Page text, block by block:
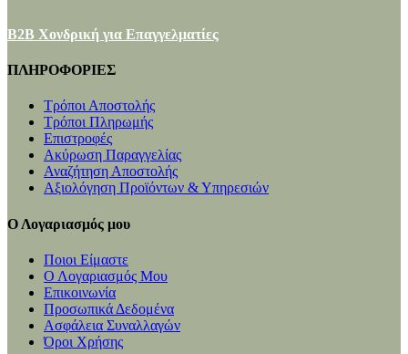
B2B Χονδρική για Επαγγελματίες
ΠΛΗΡΟΦΟΡΙΕΣ
Τρόποι Αποστολής
Τρόποι Πληρωμής
Επιστροφές
Ακύρωση Παραγγελίας
Αναζήτηση Αποστολής
Αξιολόγηση Προϊόντων & Υπηρεσιών
Ο Λογαριασμός μου
Ποιοι Είμαστε
Ο Λογαριασμός Μου
Επικοινωνία
Προσωπικά Δεδομένα
Ασφάλεια Συναλλαγών
Όροι Χρήσης